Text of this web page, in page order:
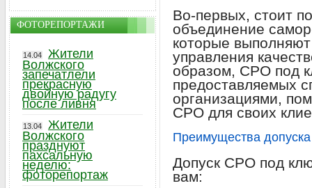
Во-первых, стоит
объединение
которые
управления
образом, СРО под
предоставляемых
организациями,
СРО для своих
Преимущества
Допуск СРО под
вам:
ФОТОРЕПОРТАЖИ
14.04
Жители
Волжского
запечатлели
прекрасную
двойную радугу
после ливня
13.04
Жители
Волжского
празднуют
пахсальную
неделю:
фоторепортаж